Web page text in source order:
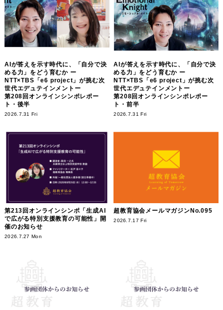
AIが答えを示す時代に、「自分で決
める力」をどう育むか ー
NTT×TBS「e6 project」が挑む次
世代エデュテインメントー
第208回オンラインシンポレポー
ト・後半
2026.7.31 Fri
AIが答えを示す時代に、「自分で決
める力」をどう育むか ー
NTT×TBS「e6 project」が挑む次
世代エデュテインメントー
第208回オンラインシンポレポー
ト・前半
2026.7.31 Fri
第213回オンラインシンポ「生成AI
で広がる特別支援教育の可能性」開
催のお知らせ
2026.7.27 Mon
超教育協会メールマガジンNo.095
2026.7.17 Fri